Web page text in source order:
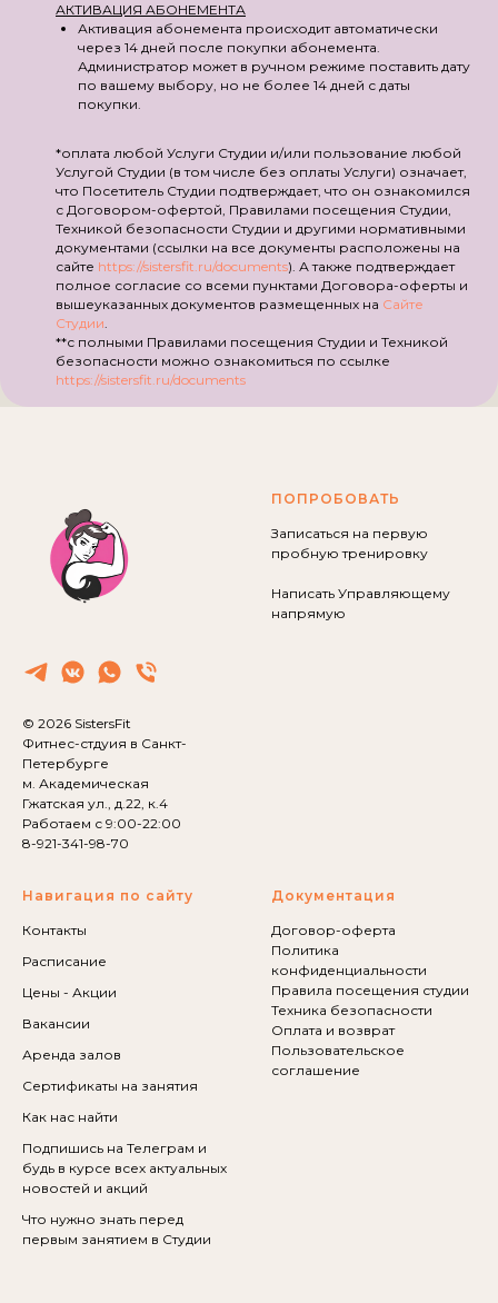
АКТИВАЦИЯ АБОНЕМЕНТА
Активация абонемента происходит автоматически
через 14 дней после покупки абонемента.
Администратор может в ручном режиме поставить дату
по вашему выбору, но не более 14 дней с даты
покупки.
*оплата любой Услуги Студии и/или пользование любой
Услугой Студии (в том числе без оплаты Услуги) означает,
что Посетитель Студии подтверждает, что он ознакомился
с Договором-офертой, Правилами посещения Студии,
Техникой безопасности Студии и другими нормативными
документами (ссылки на все документы расположены на
сайте https://sistersfit.ru/documents). А также подтверждает
полное согласие со всеми пунктами Договора-оферты и
вышеуказанных документов размещенных на Сайте
Студии.
**с полными Правилами посещения Студии и Техникой
безопасности можно ознакомиться по ссылке
https://sistersfit.ru/documents
© 2026 SistersFit
Фитнес-стдуия в Санкт-
Петербурге
м. Академическая
Гжатская ул., д.22, к.4
Работаем с 9:00-22:00
8-921-341-98-70
ПОПРОБОВАТЬ
Записаться на первую
пробную тренировку
Написать Управляющему
напрямую
Навигация по сайту
Контакты
Расписание
Цены - Акции
Вакансии
Аренда залов
Сертификаты на занятия
Как нас найти
Подпишись на Телеграм и
будь в курсе всех актуальных
новостей и акций
Что нужно знать перед
первым занятием в Студии
Документация
Договор-оферта
Политика
конфиденциальности
Правила посещения студии
Техника безопасности
Оплата и возврат
Пользовательское
соглашение